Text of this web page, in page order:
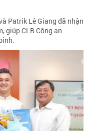
Patrik Lê Giang đã nhận
giúp CLB Công an